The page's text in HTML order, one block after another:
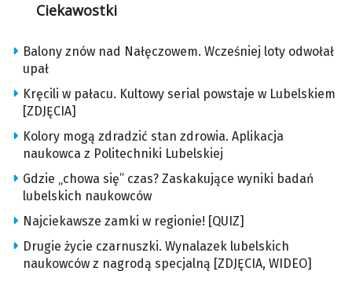
Ciekawostki
Balony znów nad Nałęczowem. Wcześniej loty odwołał
upał
Kręcili w pałacu. Kultowy serial powstaje w Lubelskiem
[ZDJĘCIA]
Kolory mogą zdradzić stan zdrowia. Aplikacja
naukowca z Politechniki Lubelskiej
Gdzie „chowa się” czas? Zaskakujące wyniki badań
lubelskich naukowców
Najciekawsze zamki w regionie! [QUIZ]
Drugie życie czarnuszki. Wynalazek lubelskich
naukowców z nagrodą specjalną [ZDJĘCIA, WIDEO]